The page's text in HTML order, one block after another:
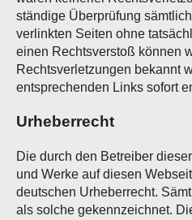
ständige Überprüfung
verlinkten Seiten ohne
einen Rechtsverstoß können
Rechtsverletzungen bekannt
entsprechenden Links sofort
Urheberrecht
Die durch den Betreiber
und Werke auf diesen
deutschen Urheberrecht.
als solche gekennzeichnet.